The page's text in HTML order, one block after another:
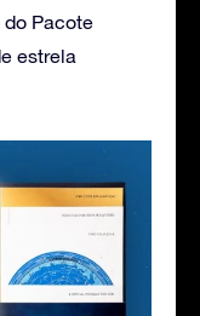
Pacote
estrela